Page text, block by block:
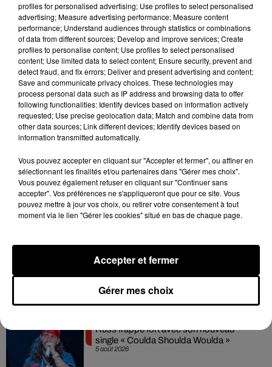
Hip-Hop News
7 août 2026
Moha MMZ dévoile « Mikasa », un
nouveau single entre amour et...
7 août 2026
Tayc et Didi B dévoilent le single le plus
dansant de l’année
6 août 2026
session live surprise
5 août 2026
Russ frappe fort avec son nouveau
single « Coulda Shoulda Woulda »
profiles for personalised advertising; Use profiles to select personalised
advertising; Measure advertising performance; Measure content
performance; Understand audiences through statistics or combinations
of data from different sources; Develop and improve services; Create
profiles to personalise content; Use profiles to select personalised
content; Use limited data to select content; Ensure security, prevent and
detect fraud, and fix errors; Deliver and present advertising and content;
Save and communicate privacy choices. These technologies may
process personal data such as IP address and browsing data to offer
following functionalities: Identify devices based on information actively
requested; Use precise geolocation data; Match and combine data from
other data sources; Link different devices; Identify devices based on
information transmitted automatically.
Vous pouvez accepter en cliquant sur "Accepter et fermer", ou affiner en
sélectionnant les finalités et/ou partenaires dans "Gérer mes choix".
Vous pouvez également refuser en cliquant sur "Continuer sans
accepter". Vos préférences ne s'appliqueront que pour ce site. Vous
pouvez mettre à jour vos choix, ou retirer votre consentement à tout
moment via le lien "Gérer les cookies" situé en bas de chaque page.
Gérer mes choix
Accepter et fermer